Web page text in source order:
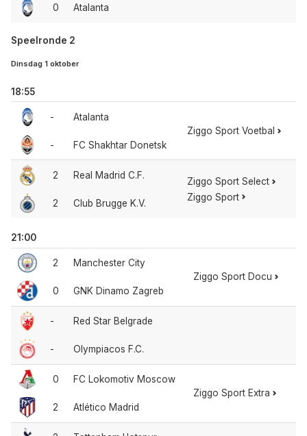
0 Atalanta
Speelronde 2
Dinsdag 1 oktober
18:55
-
-
Atalanta
FC Shakhtar Donetsk
Ziggo Sport Voetbal
2
2
Real Madrid C.F.
Club Brugge K.V.
Ziggo Sport Select
Ziggo Sport
21:00
2
0
Manchester City
GNK Dinamo Zagreb
Ziggo Sport Docu
-
-
Red Star Belgrade
Olympiacos F.C.
0
2
FC Lokomotiv Moscow
Atlético Madrid
Ziggo Sport Extra